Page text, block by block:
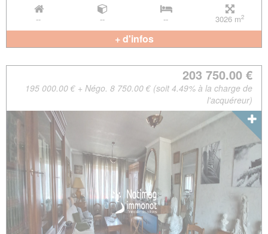
-- -- -- 3026 m2
+ d'infos
203 750.00 €
195 000.00 € + Négo. 8 750.00 € (soit 4.49% à la charge de
l'acquéreur)